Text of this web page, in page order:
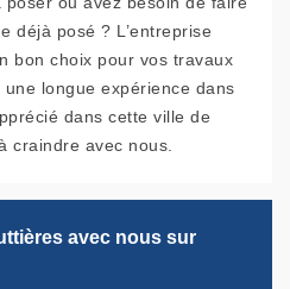
déjà posé ? L’entreprise
bon choix pour vos travaux
longue expérience dans
dans cette ville de
craindre avec nous.
avec nous sur